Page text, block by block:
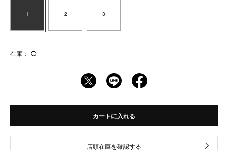
1 2 3
在庫： ◯
カートに入れる
店頭在庫を確認する